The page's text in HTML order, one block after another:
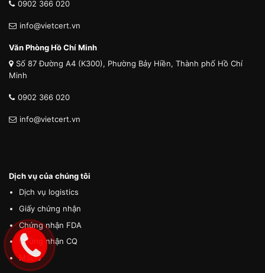
0902 366 020
info@vietcert.vn
Văn Phòng Hồ Chí Minh
Số 87 Đường A4 (K300), Phường Bảy Hiền, Thành phố Hồ Chí
Minh
0902 366 020
info@vietcert.vn
Dịch vụ của chúng tôi
Dịch vụ logistics
Giấy chứng nhận
Chứng nhận FDA
Chứng nhận CQ
MSDS